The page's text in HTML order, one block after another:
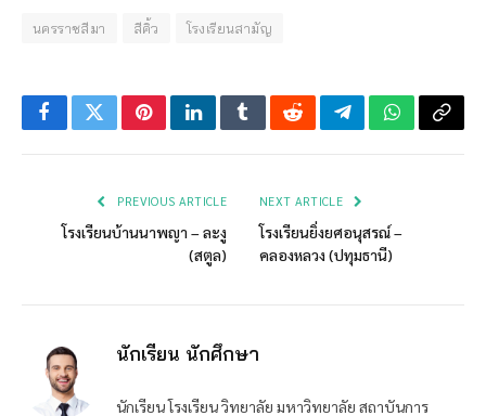
นครราชสีมา สีคิ้ว โรงเรียนสามัญ
FacebookTwitterPinterestLinkedInTumblrRedditTelegramWhatsApp
Copy
PREVIOUS ARTICLE
โรงเรียนบ้านนาพญา – ละงู
(สตูล)
NEXT ARTICLE
โรงเรียนยิ่งยศอนุสรณ์ –
คลองหลวง (ปทุมธานี)
นักเรียน นักศึกษา
นักเรียน โรงเรียน วิทยาลัย มหาวิทยาลัย สถาบันการ